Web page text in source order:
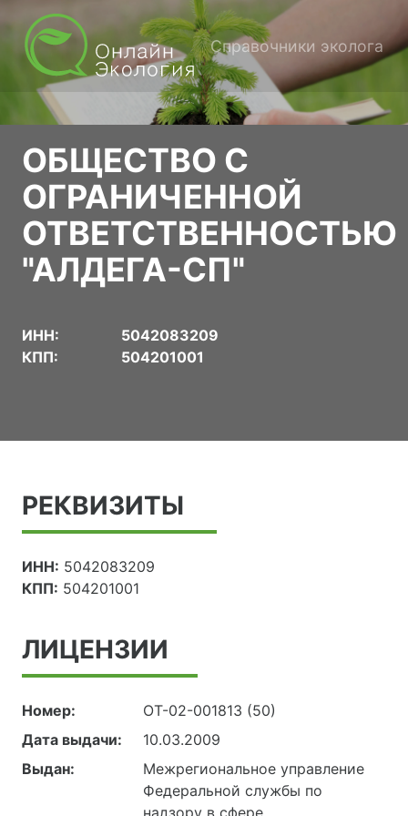
Справочники эколога
ОБЩЕСТВО С
ОГРАНИЧЕННОЙ
ОТВЕТСТВЕННОСТЬЮ
"АЛДЕГА-СП"
ИНН:
5042083209
КПП:
504201001
РЕКВИЗИТЫ
ИНН: 5042083209
КПП: 504201001
ЛИЦЕНЗИИ
Номер:
ОТ-02-001813 (50)
Дата выдачи:
10.03.2009
Выдан:
Межрегиональное управление
Федеральной службы по